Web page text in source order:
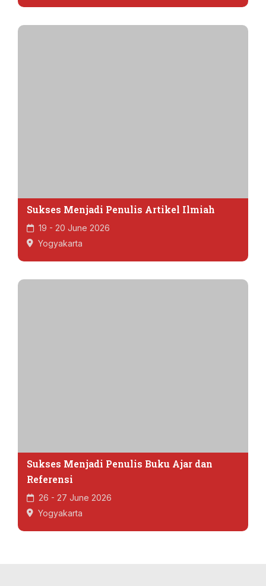
Sukses Menjadi Penulis Artikel Ilmiah
19 - 20 June 2026
Yogyakarta
Sukses Menjadi Penulis Buku Ajar dan
Referensi
26 - 27 June 2026
Yogyakarta